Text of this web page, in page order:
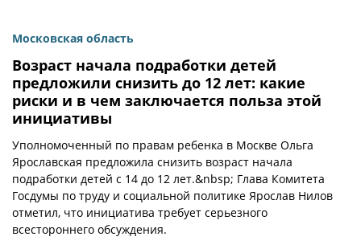
Московская область
Возраст начала подработки детей
предложили снизить до 12 лет: какие
риски и в чем заключается польза этой
инициативы
Уполномоченный по правам ребенка в Москве Ольга
Ярославская предложила снизить возраст начала
подработки детей с 14 до 12 лет.&nbsp; Глава Комитета
Госдумы по труду и социальной политике Ярослав Нилов
отметил, что инициатива требует серьезного
всестороннего обсуждения.